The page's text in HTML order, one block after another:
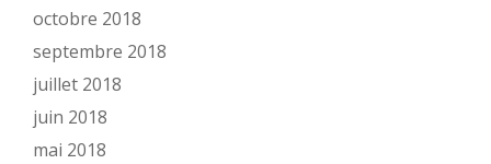
octobre 2018
septembre 2018
juillet 2018
juin 2018
mai 2018